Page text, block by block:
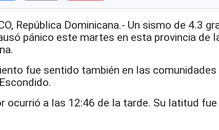
República Dominicana.- Un sismo de 4.3
pánico este martes en esta provincia de
fue sentido también en las
ocurrió a las 12:46 de la tarde. Su latitud